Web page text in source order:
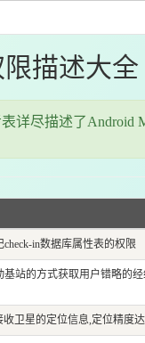
限描述大全
详尽描述了Android
in数据库属性表的权限
基站的方式获取用户错略的
收卫星的定位信息,定位精度